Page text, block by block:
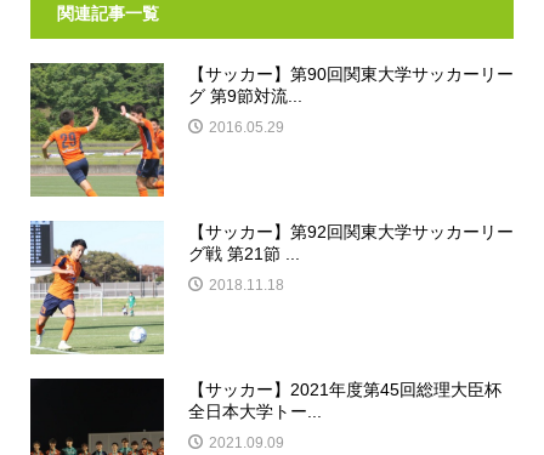
関連記事一覧
【サッカー】第90回関東大学サッカーリー
グ 第9節対流...
2016.05.29
【サッカー】第92回関東大学サッカーリー
グ戦 第21節 ...
2018.11.18
【サッカー】2021年度第45回総理大臣杯
全日本大学トー...
2021.09.09